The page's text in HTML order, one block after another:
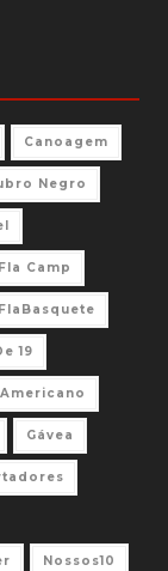
Canoagem
Negro
Fla Camp
FlaBasquete
19
Gávea
Nossos10